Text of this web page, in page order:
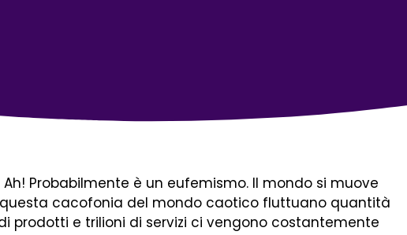
Probabilmente è un eufemismo. Il mondo si muove
cacofonia del mondo caotico fluttuano quantità
prodotti e trilioni di servizi ci vengono costantemente